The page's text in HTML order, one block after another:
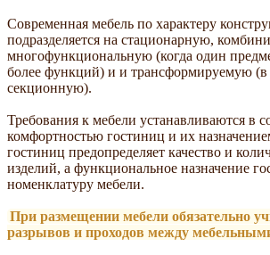
Современная мебель по характеру
подразделяется на стационарную,
многофункциональную (когда один
более функций) и и трансформируемую (в
секционную).
Требования к мебели устанавливаются в
комфортностью гостиниц и их
гостиниц предопределяет качество и
изделий, а функциональное назначение
номенклатуру мебели.
При размещении мебели обязательно
разрывов и проходов между